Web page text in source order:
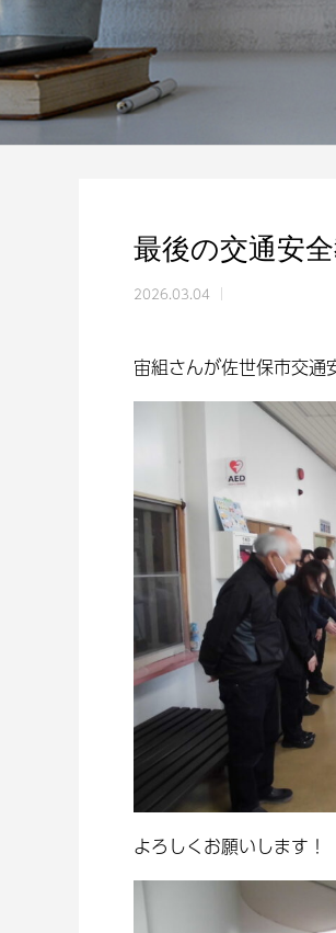
最後の交通安
2026.03.04
宙組さんが佐世保市交通
よろしくお願いします！